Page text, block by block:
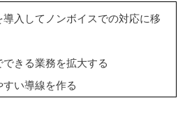
導入してノンボイスでの対応に移
できる業務を拡大する
すい導線を作る